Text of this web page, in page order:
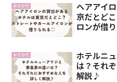
おでかけ
ヘアアイ
京だとど
ロンが借
おでかけ
ホテルニ
は？それ
解説♪